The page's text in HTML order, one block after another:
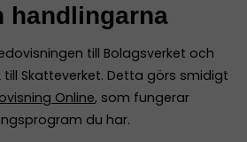
handlingarna
till Bolagsverket och
Skatteverket. Detta görs smidigt
Online, som fungerar
du har.